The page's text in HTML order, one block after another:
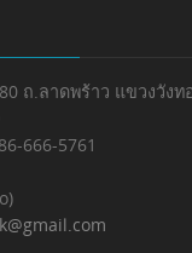
ถ.ลาดพร้าว แขวงวังท
666-5761